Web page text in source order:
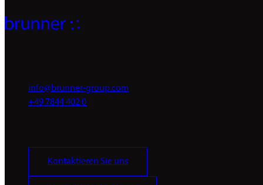
info@brunner-group.com
+49 7844 402 0
Kontaktieren Sie uns